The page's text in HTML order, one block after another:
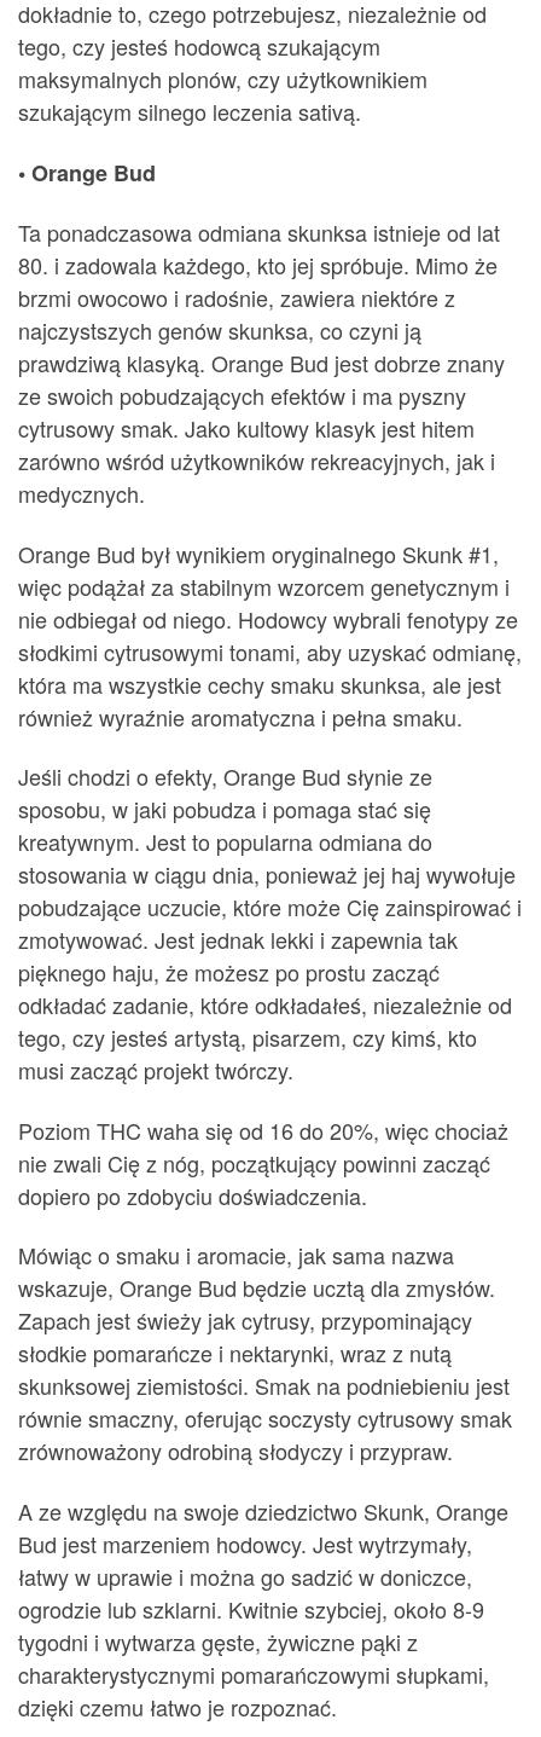
dokładnie to, czego potrzebujesz, niezależnie od
tego, czy jesteś hodowcą szukającym
maksymalnych plonów, czy użytkownikiem
szukającym silnego leczenia sativą.
• Orange Bud
Ta ponadczasowa odmiana skunksa istnieje od lat
80. i zadowala każdego, kto jej spróbuje. Mimo że
brzmi owocowo i radośnie, zawiera niektóre z
najczystszych genów skunksa, co czyni ją
prawdziwą klasyką. Orange Bud jest dobrze znany
ze swoich pobudzających efektów i ma pyszny
cytrusowy smak. Jako kultowy klasyk jest hitem
zarówno wśród użytkowników rekreacyjnych, jak i
medycznych.
Orange Bud był wynikiem oryginalnego Skunk #1,
więc podążał za stabilnym wzorcem genetycznym i
nie odbiegał od niego. Hodowcy wybrali fenotypy ze
słodkimi cytrusowymi tonami, aby uzyskać odmianę,
która ma wszystkie cechy smaku skunksa, ale jest
również wyraźnie aromatyczna i pełna smaku.
Jeśli chodzi o efekty, Orange Bud słynie ze
sposobu, w jaki pobudza i pomaga stać się
kreatywnym. Jest to popularna odmiana do
stosowania w ciągu dnia, ponieważ jej haj wywołuje
pobudzające uczucie, które może Cię zainspirować i
zmotywować. Jest jednak lekki i zapewnia tak
pięknego haju, że możesz po prostu zacząć
odkładać zadanie, które odkładałeś, niezależnie od
tego, czy jesteś artystą, pisarzem, czy kimś, kto
musi zacząć projekt twórczy.
Poziom THC waha się od 16 do 20%, więc chociaż
nie zwali Cię z nóg, początkujący powinni zacząć
dopiero po zdobyciu doświadczenia.
Mówiąc o smaku i aromacie, jak sama nazwa
wskazuje, Orange Bud będzie ucztą dla zmysłów.
Zapach jest świeży jak cytrusy, przypominający
słodkie pomarańcze i nektarynki, wraz z nutą
skunksowej ziemistości. Smak na podniebieniu jest
równie smaczny, oferując soczysty cytrusowy smak
zrównoważony odrobiną słodyczy i przypraw.
A ze względu na swoje dziedzictwo Skunk, Orange
Bud jest marzeniem hodowcy. Jest wytrzymały,
łatwy w uprawie i można go sadzić w doniczce,
ogrodzie lub szklarni. Kwitnie szybciej, około 8-9
tygodni i wytwarza gęste, żywiczne pąki z
charakterystycznymi pomarańczowymi słupkami,
dzięki czemu łatwo je rozpoznać.